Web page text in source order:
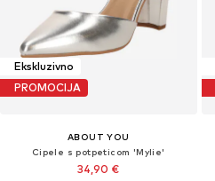
Ekskluzivno
PROMOCIJA
ABOUT YOU
Cipele s potpeticom 'Mylie'
34,90 €